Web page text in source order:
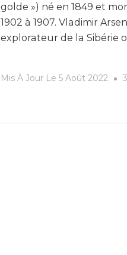
golde ») né en 1849 et
1902 à 1907. Vladimir
explorateur de la Sibérie
Mis À Jour Le 5 Août 2022